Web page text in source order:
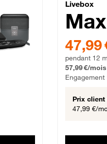
par mois, Engagement 12 mois
Livebox
Max
47,99 € par
47,99
pendant 12
57,99 €/mois
Engagement
Prix
47,99 €/